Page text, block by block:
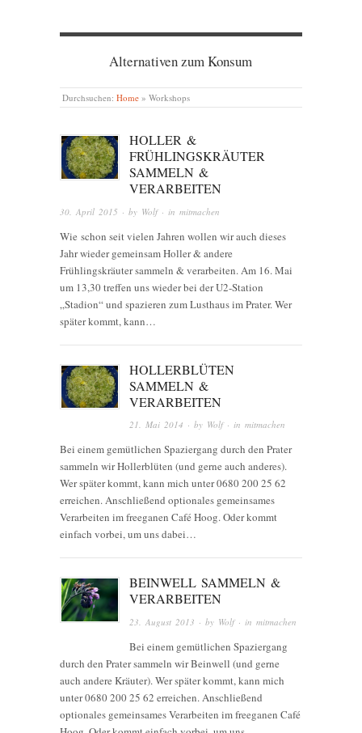
Alternativen zum Konsum
Durchsuchen: Home » Workshops
HOLLER &
FRÜHLINGSKRÄUTER
SAMMELN &
VERARBEITEN
30. April 2015 · by Wolf· in mitmachen
Wie schon seit vielen Jahren wollen wir auch dieses
Jahr wieder gemeinsam Holler & andere
Frühlingskräuter sammeln & verarbeiten. Am 16. Mai
um 13,30 treffen uns wieder bei der U2-Station
„Stadion“ und spazieren zum Lusthaus im Prater. Wer
später kommt, kann…
HOLLERBLÜTEN
SAMMELN &
VERARBEITEN
21. Mai 2014 · by Wolf· inmitmachen
Bei einem gemütlichen Spaziergang durch den Prater
sammeln wir Hollerblüten (und gerne auch anderes).
Wer später kommt, kann mich unter 0680 200 25 62
erreichen. Anschließend optionales gemeinsames
Verarbeiten im freeganen Café Hoog. Oder kommt
einfach vorbei, um uns dabei…
BEINWELL SAMMELN &
VERARBEITEN
23. August 2013 · by Wolf· inmitmachen
Bei einem gemütlichen Spaziergang
durch den Prater sammeln wir Beinwell (und gerne
auch andere Kräuter). Wer später kommt, kann mich
unter 0680 200 25 62 erreichen. Anschließend
optionales gemeinsames Verarbeiten im freeganen Café